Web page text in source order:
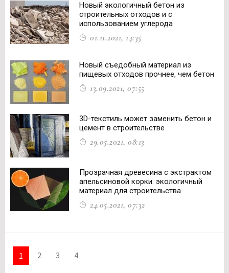
Новый экологичный бетон из
строительных отходов и с
использованием углерода
01.11.2021, 14:35
Новый съедобный материал из
пищевых отходов прочнее, чем бетон
13.09.2021, 07:55
3D-текстиль может заменить бетон и
цемент в строительстве
29.05.2021, 08:13
Прозрачная древесина с экстрактом
апельсиновой корки: экологичный
материал для строительства
24.05.2021, 07:32
1 2 3 4